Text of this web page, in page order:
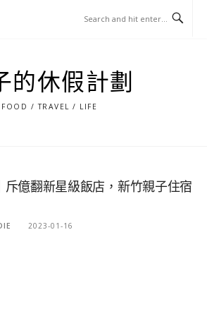
的休假計劃
FOOD / TRAVEL / LIFE
斥億翻新星級飯店，新竹親子住宿
2023-01-16